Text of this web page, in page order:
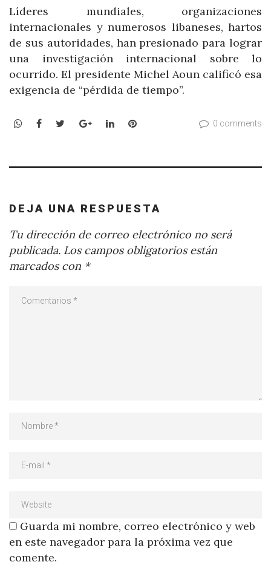
Líderes mundiales, organizaciones
internacionales y numerosos libaneses, hartos
de sus autoridades, han presionado para lograr
una investigación internacional sobre lo
ocurrido. El presidente Michel Aoun calificó esa
exigencia de “pérdida de tiempo”.
WhatsApp
Facebook
TwitterGoogle+LinkedInPinterest 0 comments
DEJA UNA RESPUESTA
Tu dirección de correo electrónico no será
publicada. Los campos obligatorios están
marcados con *
Guarda mi nombre, correo electrónico y web
en este navegador para la próxima vez que
comente.